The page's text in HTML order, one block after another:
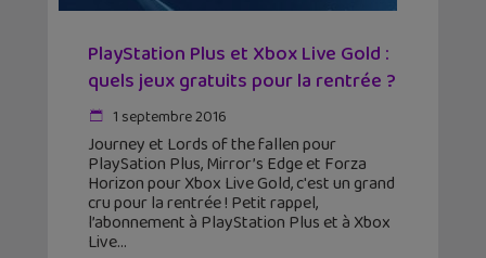
PlayStation Plus et Xbox Live Gold :
quels jeux gratuits pour la rentrée ?
1 septembre 2016
Journey et Lords of the fallen pour
PlaySation Plus, Mirror’s Edge et Forza
Horizon pour Xbox Live Gold, c'est un grand
cru pour la rentrée ! Petit rappel,
l’abonnement à PlayStation Plus et à Xbox
Live